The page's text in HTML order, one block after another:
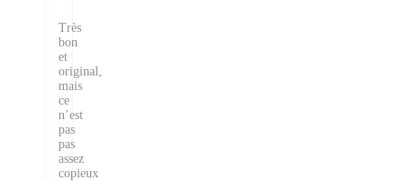
Très
bon
et
original,
mais
ce
n’est
pas
pas
assez
copieux